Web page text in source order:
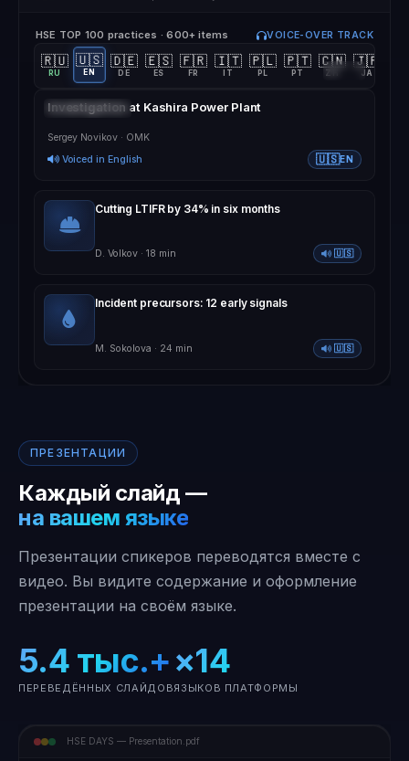
HSE TOP 100 practices · 600+ items VOICE-OVER TRACK
🇷🇺
RU
🇺🇸
EN
🇩🇪
DE
🇪🇸
ES
🇫🇷
FR
🇮🇹
IT
🇵🇱
PL
🇵🇹
PT
🇨🇳
ZH
🇯🇵
JA
DUB · 2024
28:14
Investigation at Kashira Power Plant
Sergey Novikov · OMK
Voiced in English
🇺🇸EN
Cutting LTIFR by 34% in six months
D. Volkov · 18 min 🇺🇸
Incident precursors: 12 early signals
M. Sokolova · 24 min 🇺🇸
ПРЕЗЕНТАЦИИ
Каждый слайд —
на вашем языке
Презентации спикеров переводятся вместе с
видео. Вы видите содержание и оформление
презентации на своём языке.
5.4 тыс.+
ПЕРЕВЕДЁННЫХ СЛАЙДОВ
×14
ЯЗЫКОВ ПЛАТФОРМЫ
HSE DAYS — Presentation.pdf